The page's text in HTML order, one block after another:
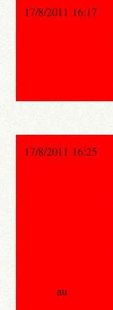
17/8/2011 16:17
17/8/2011 16:25
au